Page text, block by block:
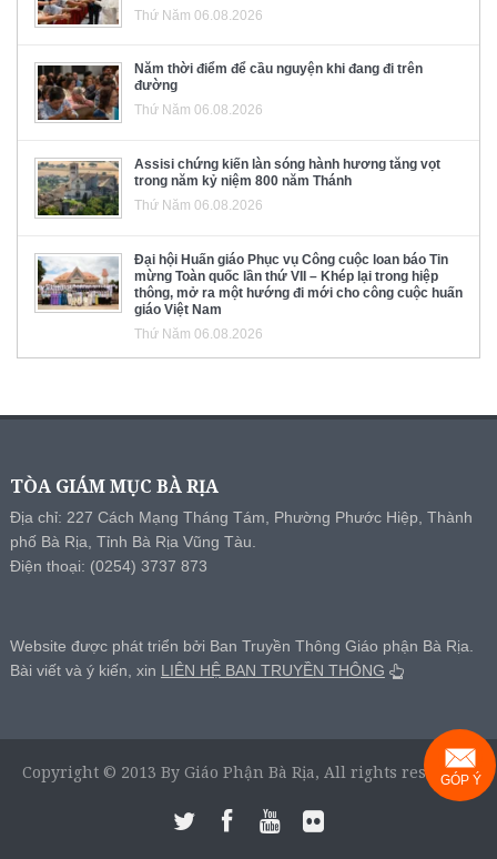
Thứ Năm 06.08.2026
Năm thời điểm để cầu nguyện khi đang đi trên
đường
Thứ Năm 06.08.2026
Assisi chứng kiến làn sóng hành hương tăng vọt
trong năm kỷ niệm 800 năm Thánh
Thứ Năm 06.08.2026
Đại hội Huấn giáo Phục vụ Công cuộc loan báo Tin
mừng Toàn quốc lần thứ VII – Khép lại trong hiệp
thông, mở ra một hướng đi mới cho công cuộc huấn
giáo Việt Nam
Thứ Năm 06.08.2026
TÒA GIÁM MỤC BÀ RỊA
Địa chỉ: 227 Cách Mạng Tháng Tám, Phường Phước Hiệp, Thành
phố Bà Rịa, Tỉnh Bà Rịa Vũng Tàu.
Điện thoại: (0254) 3737 873
Website được phát triển bởi Ban Truyền Thông Giáo phận Bà Rịa.
Bài viết và ý kiến, xin LIÊN HỆ BAN TRUYỀN THÔNG
Copyright © 2013 By Giáo Phận Bà Rịa, All rights reserved.
GÓP Ý